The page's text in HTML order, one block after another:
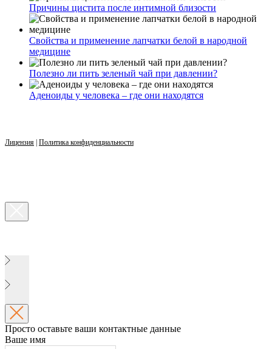
Причины цистита после интимной близости
Свойства и применение лапчатки белой в народной
медицине
Полезно ли пить зеленый чай при давлении?
Аденоиды у человека – где они находятся
Лицензия | Политика конфиденциальности
Просто оставьте ваши контактные данные
Ваше имя